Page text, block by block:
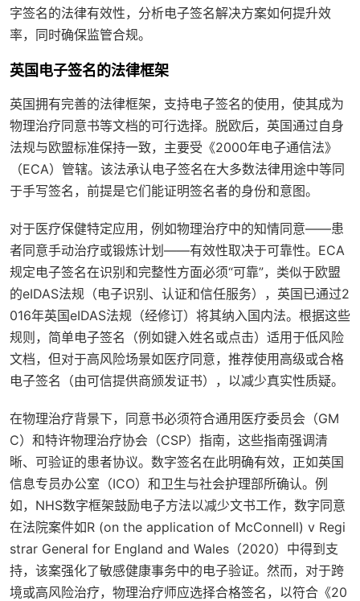
字签名的法律有效性，分析电子签名解决方案如何提升效
率，同时确保监管合规。
英国电子签名的法律框架
英国拥有完善的法律框架，支持电子签名的使用，使其成为
物理治疗同意书等文档的可行选择。脱欧后，英国通过自身
法规与欧盟标准保持一致，主要受《2000年电子通信法》
（ECA）管辖。该法承认电子签名在大多数法律用途中等同
于手写签名，前提是它们能证明签名者的身份和意图。
对于医疗保健特定应用，例如物理治疗中的知情同意——患
者同意手动治疗或锻炼计划——有效性取决于可靠性。ECA
规定电子签名在识别和完整性方面必须“可靠”，类似于欧盟
的eIDAS法规（电子识别、认证和信任服务），英国已通过2
016年英国eIDAS法规（经修订）将其纳入国内法。根据这些
规则，简单电子签名（例如键入姓名或点击）适用于低风险
文档，但对于高风险场景如医疗同意，推荐使用高级或合格
电子签名（由可信提供商颁发证书），以减少真实性质疑。
在物理治疗背景下，同意书必须符合通用医疗委员会（GM
C）和特许物理治疗协会（CSP）指南，这些指南强调清
晰、可验证的患者协议。数字签名在此明确有效，正如英国
信息专员办公室（ICO）和卫生与社会护理部所确认。例
如，NHS数字框架鼓励电子方法以减少文书工作，数字同意
在法院案件如R (on the application of McConnell) v Regi
strar General for England and Wales （2020）中得到支
持，该案强化了敏感健康事务中的电子验证。然而，对于跨
境或高风险治疗，物理治疗师应选择合格签名，以符合《20